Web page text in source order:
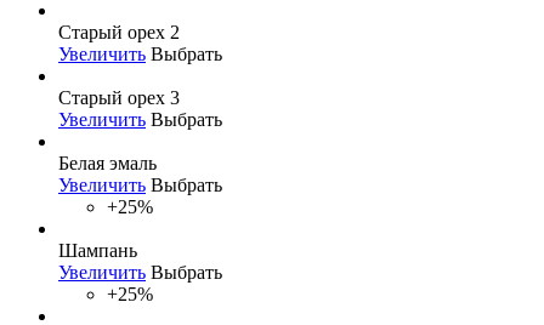
Старый орех 2
Увеличить Выбрать
Старый орех 3
Увеличить Выбрать
Белая эмаль
Увеличить Выбрать
+25%
Шампань
Увеличить Выбрать
+25%